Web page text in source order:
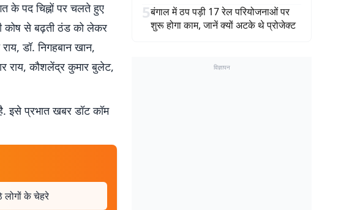
के पद चिह्नों पर चलते हुए
कोष से बढ़ती ठंड को लेकर
डॉ. निगहबान खान,
राय, कौशलेंद्र कुमार बुलेट,
इसे प्रभात खबर डॉट कॉम
लोगों के चेहरे
5बंगाल में ठप पड़ी 17 रेल परियोजनाओं पर
शुरू होगा काम, जानें क्यों अटके थे प्रोजेक्ट
विज्ञापन